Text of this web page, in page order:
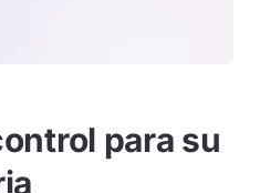
para su